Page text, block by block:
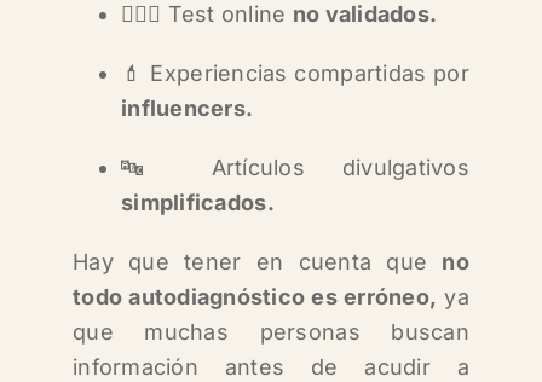
🙅🏻‍♀️ Test online no validados.
💄 Experiencias compartidas por
influencers.
🔤 Artículos divulgativos
simplificados.
Hay que tener en cuenta que no
todo autodiagnóstico es erróneo, ya
que muchas personas buscan
información antes de acudir a